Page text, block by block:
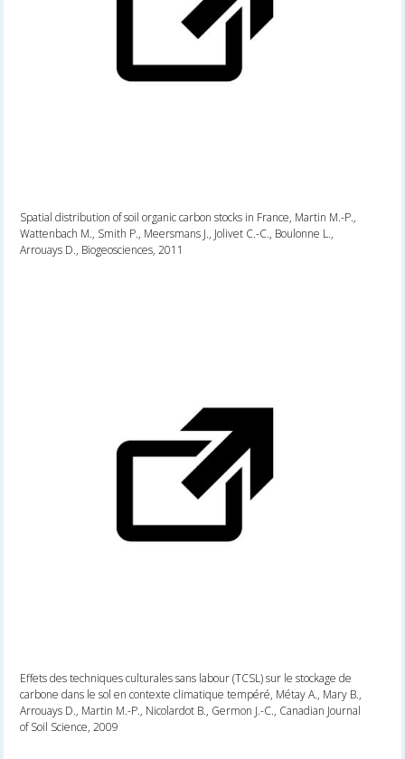
Spatial distribution of soil organic carbon stocks in France, Martin M.-P.,
Wattenbach M., Smith P., Meersmans J., Jolivet C.-C., Boulonne L.,
Arrouays D., Biogeosciences, 2011
Effets des techniques culturales sans labour (TCSL) sur le stockage de
carbone dans le sol en contexte climatique tempéré, Métay A., Mary B.,
Arrouays D., Martin M.-P., Nicolardot B., Germon J.-C., Canadian Journal
of Soil Science, 2009